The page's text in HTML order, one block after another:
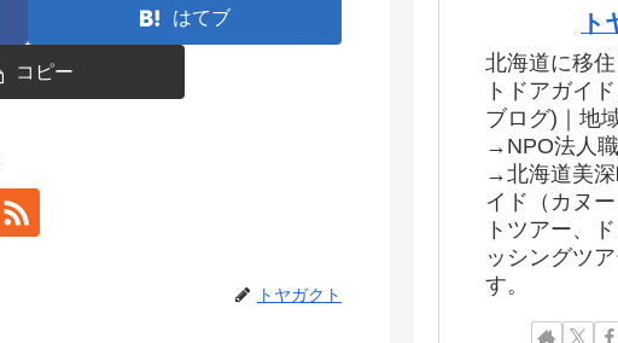
はてブ
コピー
トヤガクト
ト
北海道に移
トドアガイ
ブログ)｜地
→NPO法人
→北海道美
イド（カヌ
トツアー、
ッシングツ
す。